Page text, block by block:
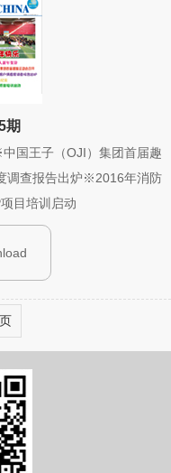
期
国王子（OJI）集团首届趣
调查报告出炉※2016年消防
目培训启动